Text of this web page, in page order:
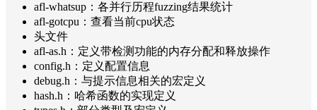
afl-whatsup：各并行历程fuzzing结果统计
afl-gotcpu：查看当前cpu状态
头文件
afl-as.h：定义带检测功能的内存分配和释放操作
config.h：定义配置信息
debug.h：与提示信息相关的宏定义
hash.h：哈希函数的实现定义